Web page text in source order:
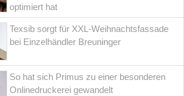
optimiert hat
Texsib sorgt für XXL-Weihnachtsfassade
bei Einzelhändler Breuninger
So hat sich Primus zu einer besonderen
Onlinedruckerei gewandelt